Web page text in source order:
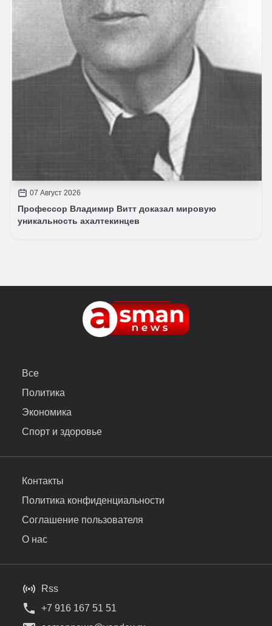
07 Август 2026
Профессор Владимир Витт доказал мировую
уникальность ахалтекинцев
Все
Политика
Экономика
Спорт и здоровье
Контакты
Политика конфиденциальности
Соглашение пользователя
О нас
Rss
+7 916 167 51 51